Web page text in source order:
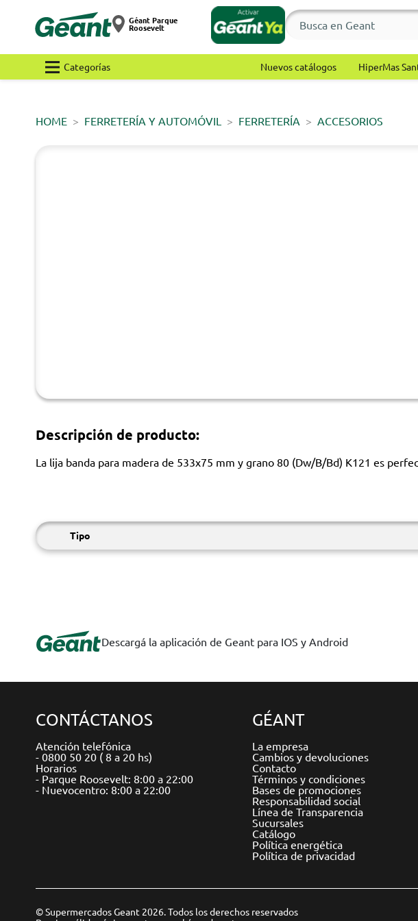
Géant Parque
Roosevelt
Categorías Nuevos catálogos HiperMas
HOME FERRETERÍA Y AUTOMÓVIL FERRETERÍA ACCESORIOS
Descripción de producto:
La lija banda para madera de 533x75 mm y grano 80 (Dw/B/Bd) K121 es
Tipo
Descargá la aplicación de Geant para IOS y Android
CONTÁCTANOS
Atención telefónica
- 0800 50 20 ( 8 a 20 hs)
Horarios
- Parque Roosevelt: 8:00 a 22:00
- Nuevocentro: 8:00 a 22:00
GÉANT
La empresa
Cambios y devoluciones
Contacto
Términos y condiciones
Bases de promociones
Responsabilidad social
Línea de Transparencia
Sucursales
Catálogo
Política energética
Política de privacidad
© Supermercados Geant 2026. Todos los derechos reservados